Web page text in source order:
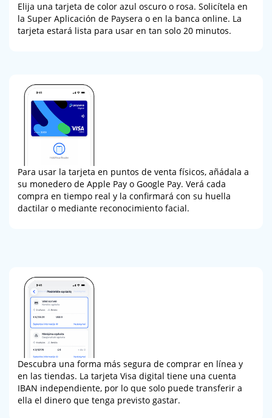
Elija una tarjeta de color azul oscuro o rosa. Solicítela en
la Super Aplicación de Paysera o en la banca online. La
tarjeta estará lista para usar en tan solo 20 minutos.
Para usar la tarjeta en puntos de venta físicos, añádala a
su monedero de Apple Pay o Google Pay. Verá cada
compra en tiempo real y la confirmará con su huella
dactilar o mediante reconocimiento facial.
Descubra una forma más segura de comprar en línea y
en las tiendas. La tarjeta Visa digital tiene una cuenta
IBAN independiente, por lo que solo puede transferir a
ella el dinero que tenga previsto gastar.